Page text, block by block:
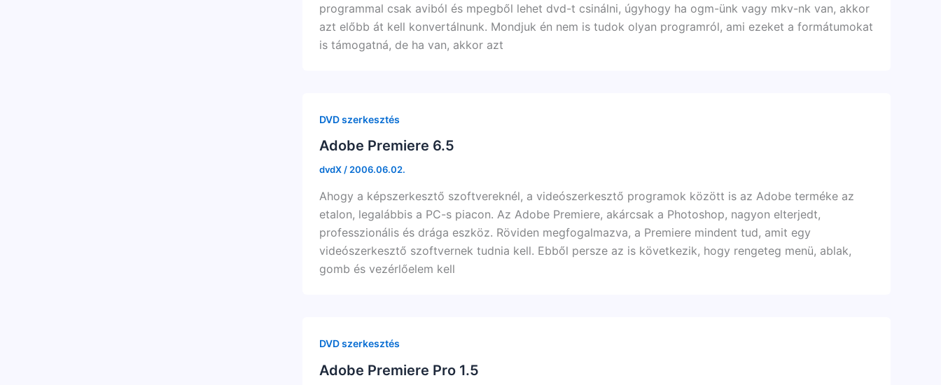
programmal csak aviból és mpegből lehet dvd-t csinálni, úgyhogy ha ogm-ünk vagy mkv-nk van, akkor
azt előbb át kell konvertálnunk. Mondjuk én nem is tudok olyan programról, ami ezeket a formátumokat
is támogatná, de ha van, akkor azt
DVD szerkesztés
Adobe Premiere 6.5
dvdX/2006.06.02.
Ahogy a képszerkesztő szoftvereknél, a videószerkesztő programok között is az Adobe terméke az
etalon, legalábbis a PC-s piacon. Az Adobe Premiere, akárcsak a Photoshop, nagyon elterjedt,
professzionális és drága eszköz. Röviden megfogalmazva, a Premiere mindent tud, amit egy
videószerkesztő szoftvernek tudnia kell. Ebből persze az is következik, hogy rengeteg menü, ablak,
gomb és vezérlőelem kell
DVD szerkesztés
Adobe Premiere Pro 1.5